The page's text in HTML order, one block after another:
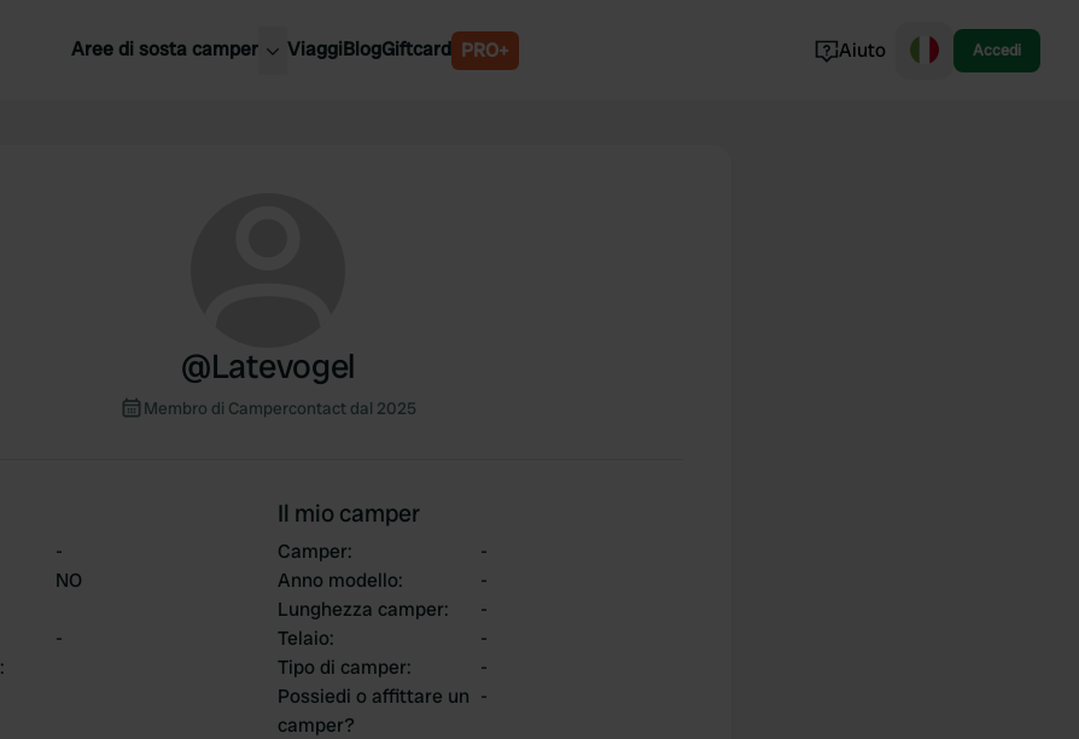
Aree di sosta camper ViaggiBlogGiftcard PRO+ Aiuto Accedi
@Latevogel
Membro di Campercontact dal 2025
-
NO
:
-
Il mio camper
Camper:
-
Anno modello:
-
Lunghezza camper:
-
Telaio:
-
Tipo di camper:
-
Possiedi o affittare un
camper?
-